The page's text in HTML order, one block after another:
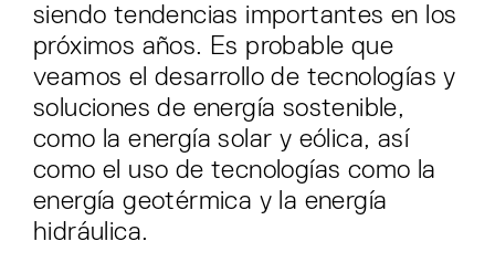
siendo tendencias importantes en los
próximos años. Es probable que
veamos el desarrollo de tecnologías y
soluciones de energía sostenible,
como la energía solar y eólica, así
como el uso de tecnologías como la
energía geotérmica y la energía
hidráulica.